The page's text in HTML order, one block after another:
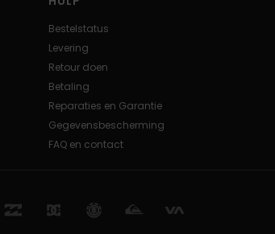
Bestelstatus
Levering
Retour doen
Betaling
Reparaties en Garantie
Gegevensbescherming
FAQ en contact